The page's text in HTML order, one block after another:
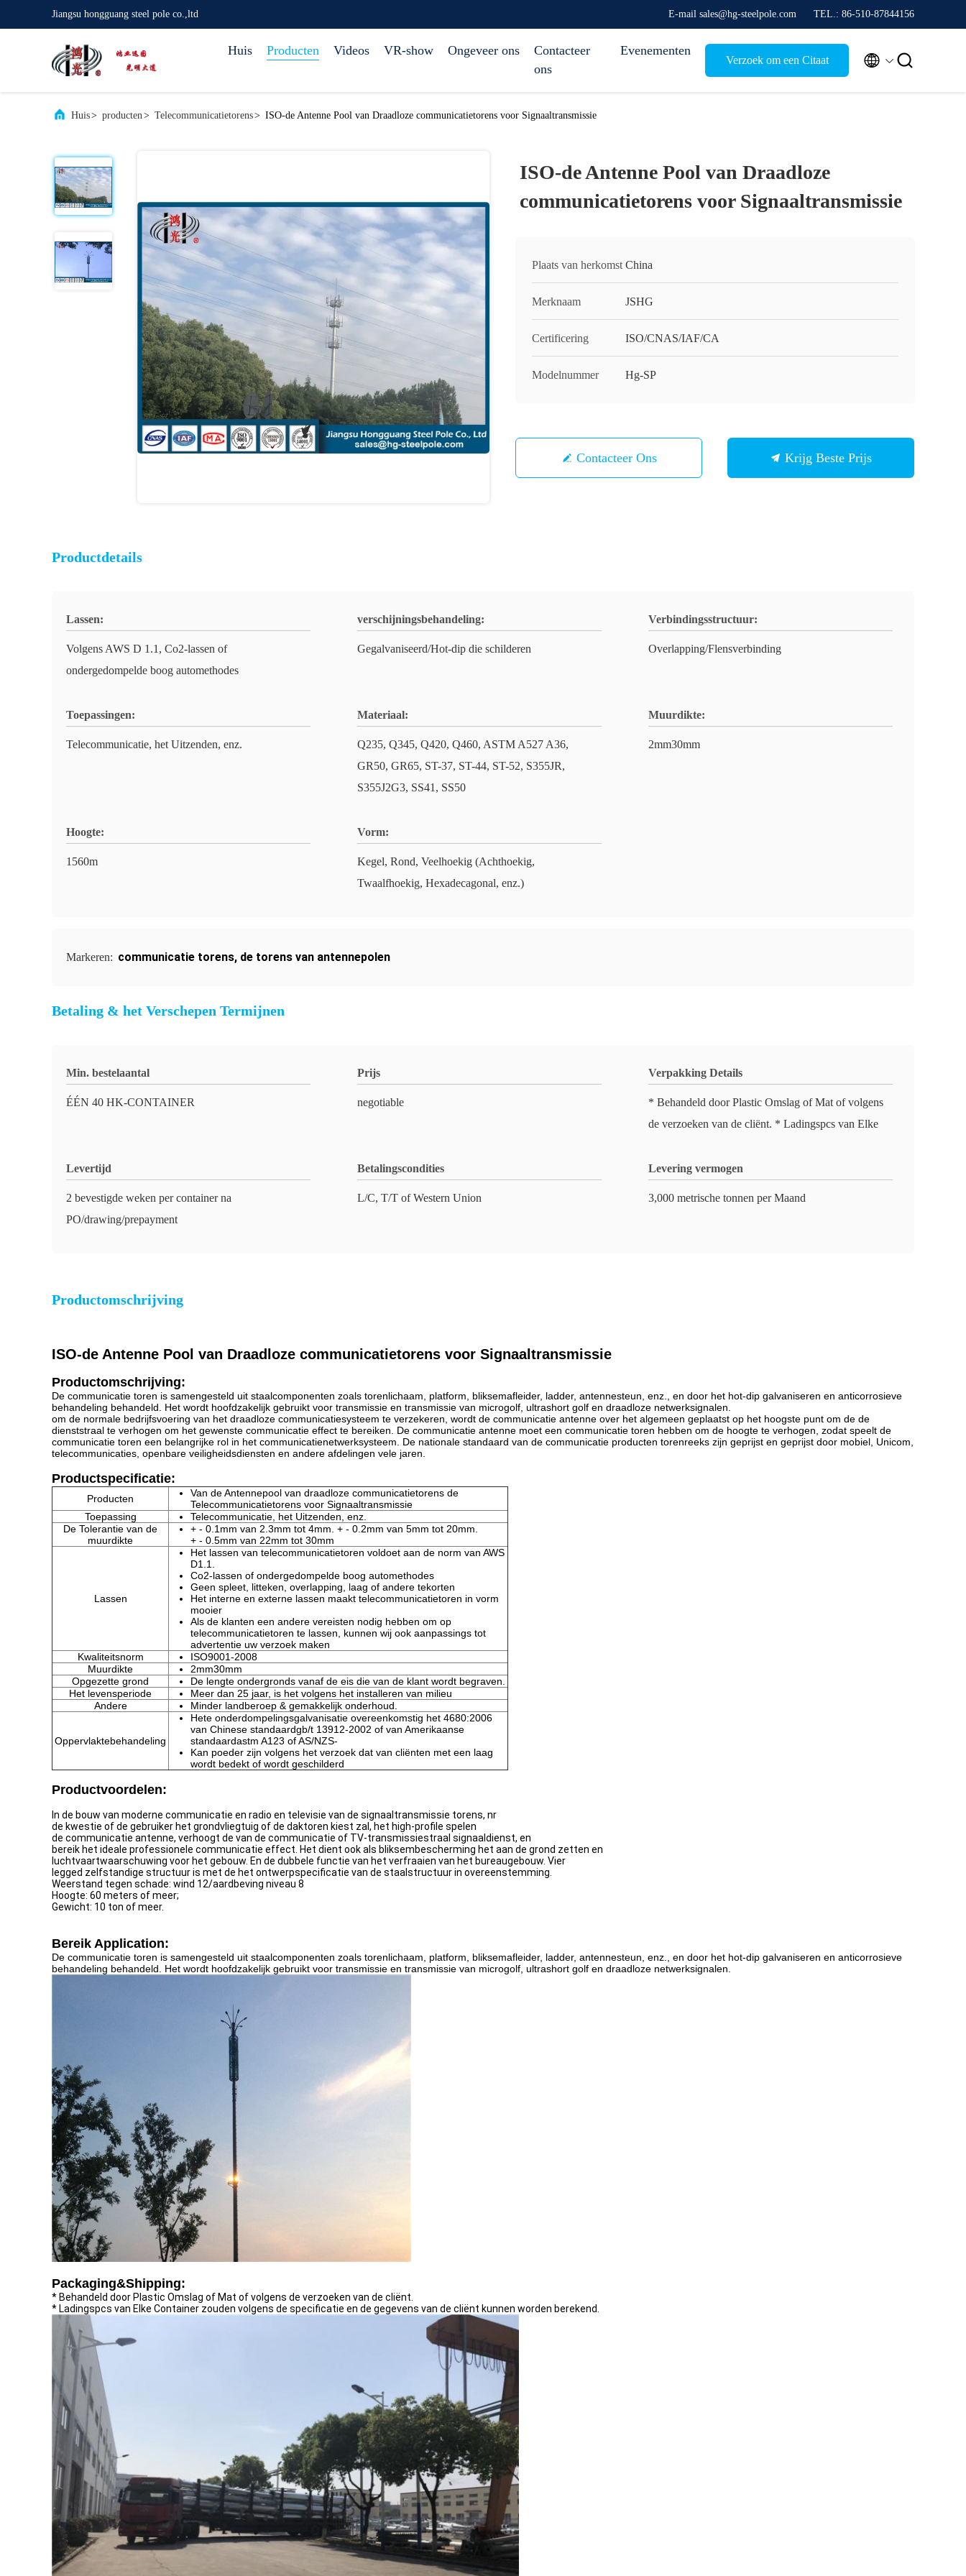
Jiangsu hongguang steel pole co.,ltd E-mail sales@hg-steelpole.com TEL.: 86-510-87844156
Huis Producten Videos VR-show Ongeveer ons
Contacteer
ons
Evenementen
Verzoek om een Citaat  
Huis> producten> Telecommunicatietorens> ISO-de Antenne Pool van Draadloze communicatietorens voor Signaaltransmissie
ISO-de Antenne Pool van Draadloze
communicatietorens voor Signaaltransmissie
Plaats van herkomst China
Merknaam JSHG
Certificering ISO/CNAS/IAF/CA
Modelnummer Hg-SP
Contacteer Ons Krijg Beste Prijs
Productdetails
Lassen:
Volgens AWS D 1.1, Co2-lassen of
ondergedompelde boog automethodes
verschijningsbehandeling:
Gegalvaniseerd/Hot-dip die schilderen
Verbindingsstructuur:
Overlapping/Flensverbinding
Toepassingen:
Telecommunicatie, het Uitzenden, enz.
Materiaal:
Q235, Q345, Q420, Q460, ASTM A527 A36,
GR50, GR65, ST-37, ST-44, ST-52, S355JR,
S355J2G3, SS41, SS50
Muurdikte:
2mm30mm
Hoogte:
1560m
Vorm:
Kegel, Rond, Veelhoekig (Achthoekig,
Twaalfhoekig, Hexadecagonal, enz.)
Markeren: communicatie torens, de torens van antennepolen
Betaling & het Verschepen Termijnen
Min. bestelaantal
ÉÉN 40 HK-CONTAINER
Prijs
negotiable
Verpakking Details
* Behandeld door Plastic Omslag of Mat of volgens
de verzoeken van de cliënt. * Ladingspcs van Elke
Levertijd
2 bevestigde weken per container na
PO/drawing/prepayment
Betalingscondities
L/C, T/T of Western Union
Levering vermogen
3,000 metrische tonnen per Maand
Productomschrijving
ISO-de Antenne Pool van Draadloze communicatietorens voor Signaaltransmissie
Productomschrijving:
De communicatie toren is samengesteld uit staalcomponenten zoals torenlichaam, platform, bliksemafleider, ladder, antennesteun, enz., en door het hot-dip galvaniseren en anticorrosieve
behandeling behandeld. Het wordt hoofdzakelijk gebruikt voor transmissie en transmissie van microgolf, ultrashort golf en draadloze netwerksignalen.
om de normale bedrijfsvoering van het draadloze communicatiesysteem te verzekeren, wordt de communicatie antenne over het algemeen geplaatst op het hoogste punt om de de
dienststraal te verhogen om het gewenste communicatie effect te bereiken. De communicatie antenne moet een communicatie toren hebben om de hoogte te verhogen, zodat speelt de
communicatie toren een belangrijke rol in het communicatienetwerksysteem. De nationale standaard van de communicatie producten torenreeks zijn geprijst en geprijst door mobiel, Unicom,
telecommunicaties, openbare veiligheidsdiensten en andere afdelingen vele jaren.
Productspecificatie:
Producten
Van de Antennepool van draadloze communicatietorens de
Telecommunicatietorens voor Signaaltransmissie
Toepassing
Telecommunicatie, het Uitzenden, enz.
De Tolerantie van de
muurdikte
+ - 0.1mm van 2.3mm tot 4mm. + - 0.2mm van 5mm tot 20mm.
+ - 0.5mm van 22mm tot 30mm
Lassen
Het lassen van telecommunicatietoren voldoet aan de norm van AWS
D1.1.
Co2-lassen of ondergedompelde boog automethodes
Geen spleet, litteken, overlapping, laag of andere tekorten
Het interne en externe lassen maakt telecommunicatietoren in vorm
mooier
Als de klanten een andere vereisten nodig hebben om op
telecommunicatietoren te lassen, kunnen wij ook aanpassings tot
advertentie uw verzoek maken
Kwaliteitsnorm
ISO9001-2008
Muurdikte
2mm30mm
Opgezette grond
De lengte ondergronds vanaf de eis die van de klant wordt begraven.
Het levensperiode
Meer dan 25 jaar, is het volgens het installeren van milieu
Andere
Minder landberoep & gemakkelijk onderhoud.
Oppervlaktebehandeling
Hete onderdompelingsgalvanisatie overeenkomstig het 4680:2006
van Chinese standaardgb/t 13912-2002 of van Amerikaanse
standaardastm A123 of AS/NZS-
Kan poeder zijn volgens het verzoek dat van cliënten met een laag
wordt bedekt of wordt geschilderd
Productvoordelen:
In de bouw van moderne communicatie en radio en televisie van de signaaltransmissie torens, nr
de kwestie of de gebruiker het grondvliegtuig of de daktoren kiest zal, het high-profile spelen
de communicatie antenne, verhoogt de van de communicatie of TV-transmissiestraal signaaldienst, en
bereik het ideale professionele communicatie effect. Het dient ook als bliksembescherming het aan de grond zetten en
luchtvaartwaarschuwing voor het gebouw. En de dubbele functie van het verfraaien van het bureaugebouw. Vier
legged zelfstandige structuur is met de het ontwerpspecificatie van de staalstructuur in overeenstemming.
Weerstand tegen schade: wind 12/aardbeving niveau 8
Hoogte: 60 meters of meer;
Gewicht: 10 ton of meer.
Bereik Application:
De communicatie toren is samengesteld uit staalcomponenten zoals torenlichaam, platform, bliksemafleider, ladder, antennesteun, enz., en door het hot-dip galvaniseren en anticorrosieve
behandeling behandeld. Het wordt hoofdzakelijk gebruikt voor transmissie en transmissie van microgolf, ultrashort golf en draadloze netwerksignalen.
Packaging&Shipping:
* Behandeld door Plastic Omslag of Mat of volgens de verzoeken van de cliënt.
* Ladingspcs van Elke Container zouden volgens de specificatie en de gegevens van de cliënt kunnen worden berekend.